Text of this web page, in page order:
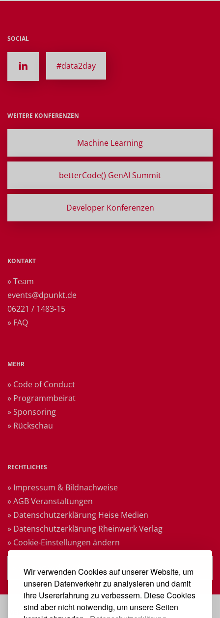
Wir verwenden Cookies auf unserer Website, um
unseren Datenverkehr zu analysieren und damit
ihre Usererfahrung zu verbessern. Diese Cookies
sind aber nicht notwendig, um unsere Seiten
SOCIAL
#data2day
WEITERE KONFERENZEN
Machine Learning
betterCode() GenAI Summit
Developer Konferenzen
KONTAKT
» Team
events@dpunkt.de
06221 / 1483-15
» FAQ
MEHR
» Code of Conduct
» Programmbeirat
» Sponsoring
» Rückschau
RECHTLICHES
» Impressum & Bildnachweise
» AGB Veranstaltungen
» Datenschutzerklärung Heise Medien
» Datenschutzerklärung Rheinwerk Verlag
» Cookie-Einstellungen ändern
» Vertrag widerrufen
VERANSTALTER